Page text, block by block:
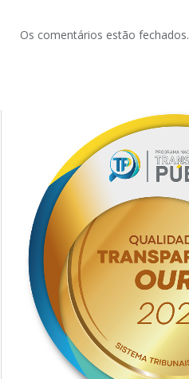
Os comentários estão fechados.